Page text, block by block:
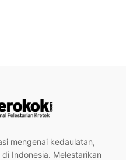
mengenai kedaulatan,
Indonesia. Melestarikan